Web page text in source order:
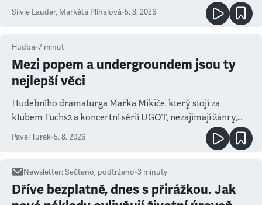
Silvie Lauder, Markéta Plíhalová•5. 8. 2026
Hudba•7 minut
Mezi popem a undergroundem jsou ty
nejlepší věci
Hudebního dramaturga Marka Mikiče, který stojí za
klubem Fuchs2 a koncertní sérií UGOT, nezajímají žánry,
ale atmosféra
Pavel Turek•5. 8. 2026
Newsletter:Sečteno, podtrženo•3 minuty
Dříve bezplatně, dnes s přirážkou. Jak